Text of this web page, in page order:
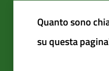
Quanto sono
su questa